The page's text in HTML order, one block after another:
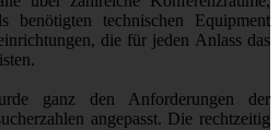
benötigten technischen Equipment
die für jeden Anlass das
ganz den Anforderungen der
angepasst. Die rechtzeitig